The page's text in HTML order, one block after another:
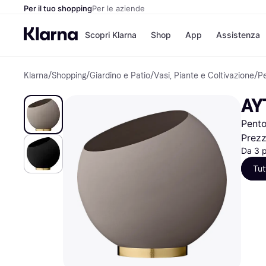
Per il tuo shoppingPer le aziende
Scopri Klarna
Opzioni di
Paga in 3 rate
Paga dopo 30 giorni
Finanziamento
Shop
Negozi
Unieuro
Media
eBay
Zalando
Elenco negozi
App Assistenza
Klarna/Shopping/Giardino e Patio/Vasi, Piante e Coltivazione/
Da 3